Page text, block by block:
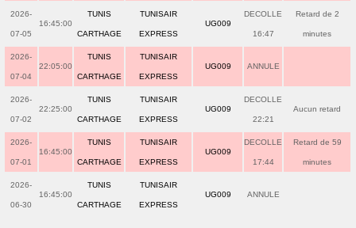
2026-
07-05
16:45:00
TUNIS
CARTHAGE
TUNISAIR
EXPRESS
UG009
DECOLLE
16:47
Retard de 2
minutes
2026-
07-04
22:05:00
TUNIS
CARTHAGE
TUNISAIR
EXPRESS
UG009 ANNULE
2026-
07-02
22:25:00
TUNIS
CARTHAGE
TUNISAIR
EXPRESS
UG009
DECOLLE
22:21
Aucun retard
2026-
07-01
16:45:00
TUNIS
CARTHAGE
TUNISAIR
EXPRESS
UG009
DECOLLE
17:44
Retard de 59
minutes
2026-
06-30
16:45:00
TUNIS
CARTHAGE
TUNISAIR
EXPRESS
UG009 ANNULE